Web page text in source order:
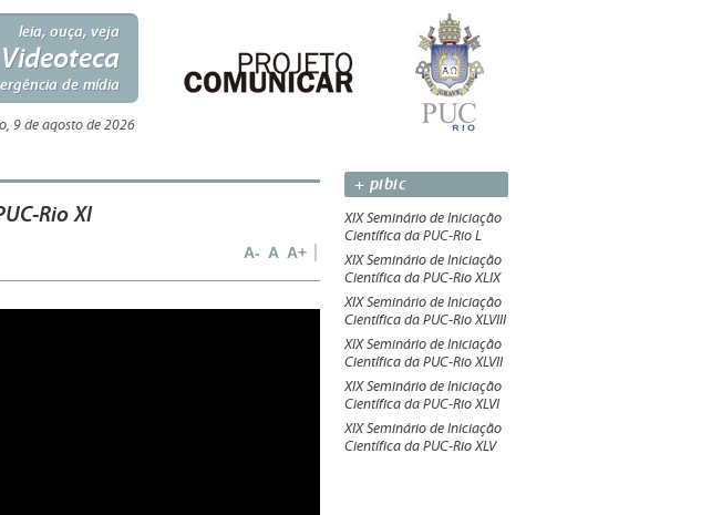
leia, ouça, veja
Videoteca
de mídia
9 de agosto de 2026
Rio XI
A- A A+
+ pibic
XIX Seminário de Iniciação
Científica da PUC-Rio L
XIX Seminário de Iniciação
Científica da PUC-Rio XLIX
XIX Seminário de Iniciação
Científica da PUC-Rio XLVIII
XIX Seminário de Iniciação
Científica da PUC-Rio XLVII
XIX Seminário de Iniciação
Científica da PUC-Rio XLVI
XIX Seminário de Iniciação
Científica da PUC-Rio XLV